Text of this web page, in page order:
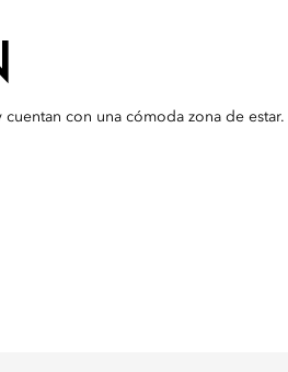
con una cómoda zona de